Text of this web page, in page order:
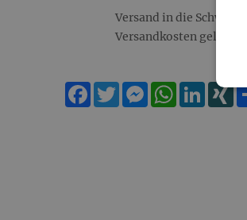
Versand in die
Versandkosten gelten
Facebook
TwitterMessengerWhatsApp